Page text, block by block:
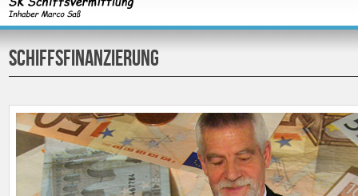
SCHIFFSFINANZIERUNG